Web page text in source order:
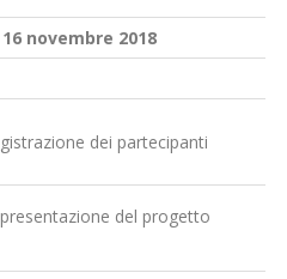
16 novembre 2018
dei partecipanti
del progetto